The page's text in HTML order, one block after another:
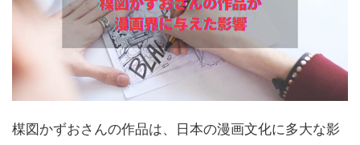
楳図かずおさんの作品は、日本の漫画文化に多大な影